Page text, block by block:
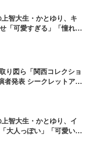
智大生・かとゆり、キ
「可愛すぎる」「憧れの
り図ら「関西コレクショ
者発表 シークレットアー
智大生・かとゆり、イ
大人っぽい」「可愛いし